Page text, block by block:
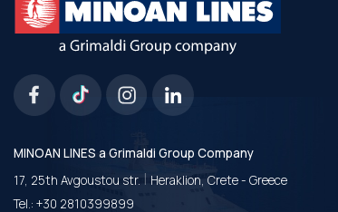
MINOAN LINES a Grimaldi Group Company
17, 25th Avgoustou str. | Heraklion, Crete - Greece
Tel.: +30 2810399899